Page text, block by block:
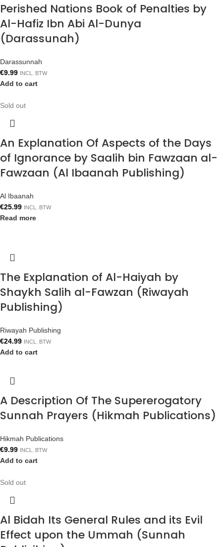
Perished Nations Book of Penalties by
Al-Hafiz Ibn Abi Al-Dunya
(Darassunah)
Darassunnah
€9.99 INCL. BTW
Add to cart
Sold out
An Explanation Of Aspects of the Days
of Ignorance by Saalih bin Fawzaan al-
Fawzaan (Al Ibaanah Publishing)
Al Ibaanah
€25.99 INCL. BTW
Read more
The Explanation of Al-Haiyah by
Shaykh Salih al-Fawzan (Riwayah
Publishing)
Riwayah Publishing
€24.99 INCL. BTW
Add to cart
A Description Of The Supererogatory
Sunnah Prayers (Hikmah Publications)
Hikmah Publications
€9.99 INCL. BTW
Add to cart
Sold out
Al Bidah Its General Rules and its Evil
Effect upon the Ummah (Sunnah